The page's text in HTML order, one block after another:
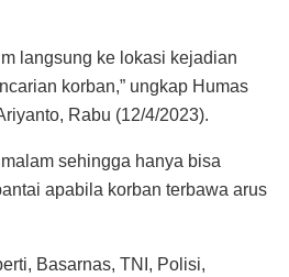
langsung ke lokasi kejadian
korban,” ungkap Humas
Rabu (12/4/2023).
sehingga hanya bisa
apabila korban terbawa arus
Basarnas, TNI, Polisi,